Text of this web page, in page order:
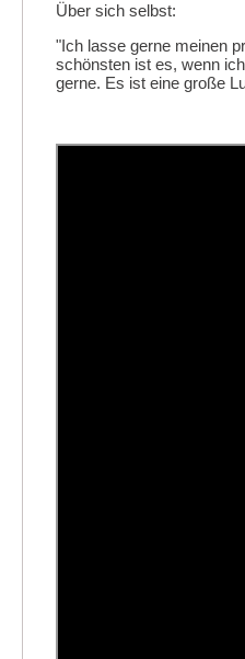
Über sich selbst:
"Ich lasse gerne meinen
schönsten ist es, wenn
gerne. Es ist eine große